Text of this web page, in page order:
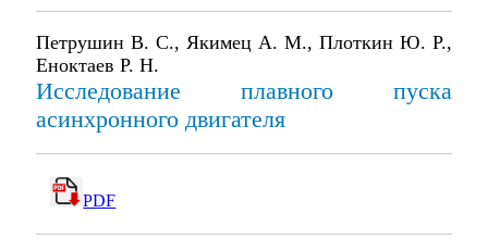
Петрушин В. С., Якимец А. М., Плоткин Ю. Р.,
Еноктаев Р. Н.
Исследование плавного пуска
асинхронного двигателя
PDF